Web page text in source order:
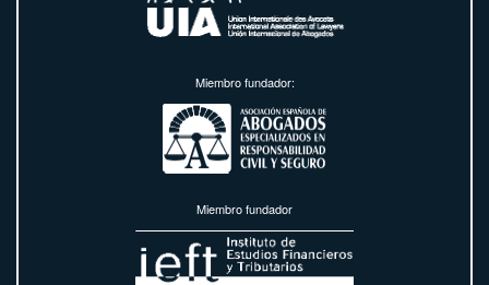
Miembro fundador:
Miembro fundador